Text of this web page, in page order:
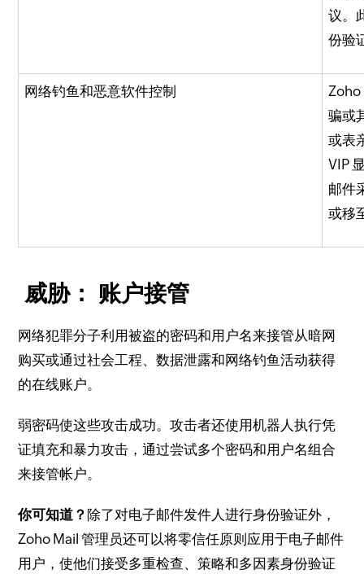
议。
份验
网络钓鱼和恶意软件控制
Zoho
骗或
或表
VIP
邮件
或移
威胁： 账户接管
网络犯罪分子利用被盗的密码和用户名来接管从暗网
购买或通过社会工程、数据泄露和网络钓鱼活动获得
的在线账户。
弱密码使这些攻击成功。攻击者还使用机器人执行凭
证填充和暴力攻击，通过尝试多个密码和用户名组合
来接管帐户。
你可知道？ 除了对电子邮件发件人进行身份验证外，
Zoho Mail 管理员还可以将零信任原则应用于电子邮件
用户，使他们接受多重检查、策略和多因素身份验证